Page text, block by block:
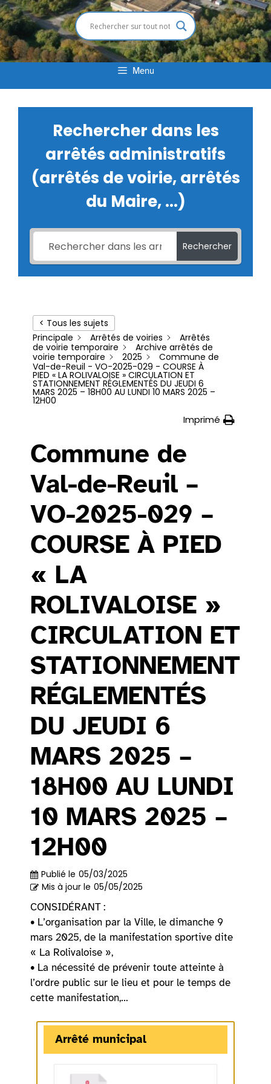
Menu
Rechercher dans les
arrêtés administratifs
(arrêtés de voirie, arrêtés
du Maire, ...)
Rechercher
< Tous les sujets
Principale
Arrêtés de voiries
Arrêtés
de voirie temporaire
Archive arrêtés de
voirie temporaire
2025
Commune de
Val-de-Reuil - VO-2025-029 - COURSE À
PIED « LA ROLIVALOISE » CIRCULATION ET
STATIONNEMENT RÉGLEMENTÉS DU JEUDI 6
MARS 2025 – 18H00 AU LUNDI 10 MARS 2025 –
12H00
Imprimé
Commune de
Val-de-Reuil –
VO-2025-029 –
COURSE À PIED
« LA
ROLIVALOISE »
CIRCULATION ET
STATIONNEMENT
RÉGLEMENTÉS
DU JEUDI 6
MARS 2025 –
18H00 AU LUNDI
10 MARS 2025 –
12H00
Publié le 05/03/2025
Mis à jour le 05/05/2025
CONSIDÉRANT :
• L’organisation par la Ville, le dimanche 9
mars 2025, de la manifestation sportive dite
« La Rolivaloise »,
• La nécessité de prévenir toute atteinte à
l’ordre public sur le lieu et pour le temps de
cette manifestation,…
Arrêté municipal